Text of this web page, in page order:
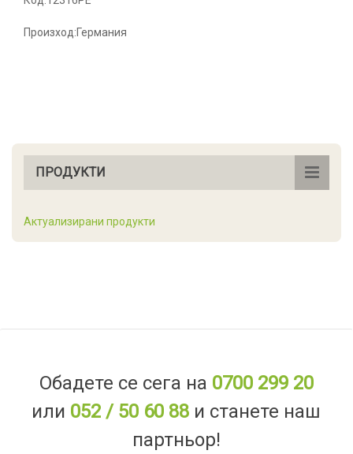
Произход:Германия
ПРОДУКТИ
Актуализирани продукти
Обадете се сега на 0700 299 20
или 052 / 50 60 88 и станете наш
партньор!